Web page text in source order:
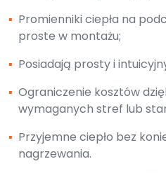
▪ Promienniki ciepła na
proste w montażu;
▪ Posiadają prosty i
▪ Ograniczenie kosztów
wymaganych stref lub
▪ Przyjemne ciepło bez
nagrzewania.